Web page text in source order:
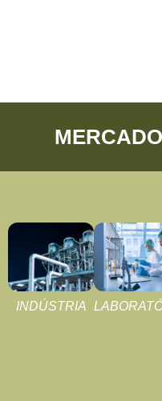
INDÚSTRIA